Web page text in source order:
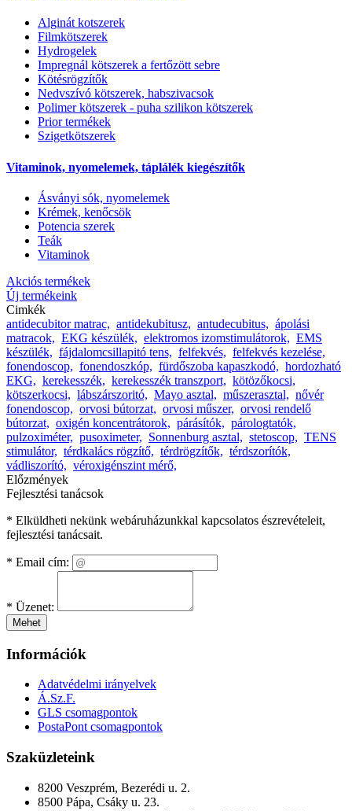
Alginát kotszerek
Filmkötszerek
Hydrogelek
Impregnál kötszerek a fertőzött sebre
Kötésrögzítők
Nedvszívó kötszerek, habszivacsok
Polimer kötszerek - puha szilikon kötszerek
Prior termékek
Szigetkötszerek
Vitaminok, nyomelemek, táplálék kiegészítők
Ásványi sók, nyomelemek
Krémek, kenőcsök
Potencia szerek
Teák
Vitaminok
Akciós termékek
Új termékeink
Cimkék
antidecubitor matrac, antidekubitusz, antudecubitus, ápolási
matracok, EKG készülék, elektromos izomstimulátorok, EMS
készülék, fájdalomcsillapitó tens, felfekvés, felfekvés kezelése,
fonendoscop, fonendoszkóp, fürdőszoba kapaszkodó, hordozható
EKG, kerekesszék, kerekesszék transzport, kötözőkocsi,
kötszerkocsi, lábszárszoritó, Mayo asztal, műszerasztal, nővér
fonendoscop, orvosi bútorzat, orvosi műszer, orvosi rendelő
bútorzat, oxigén koncentrátorok, párásítók, párologtatók,
pulzoximéter, pusoximeter, Sonnenburg asztal, stetoscop, TENS
stimulátor, térdkalács rögzítő, térdrögzítők, térdszorítók,
vádliszorító, véroxigénszint mérő,
Előzmények
Fejlesztési tanácsok
* Elküldheti nekünk webáruházunkkal kapcsolatos észrevételeit,
fejlesztési tanácsait.
* Email cím:
* Üzenet:
Mehet
Információk
Adatvédelmi irányelvek
Á.Sz.F.
GLS csomagpontok
PostaPont csomagpontok
Szaküzleteink
8200 Veszprém, Bezerédi u. 2.
8500 Pápa, Csáky u. 23.